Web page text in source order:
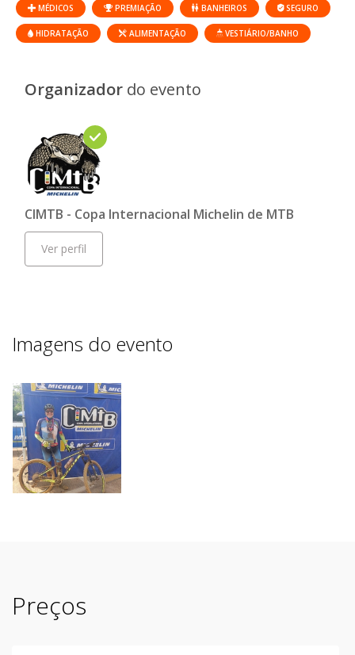
MÉDICOS PREMIAÇÃO BANHEIROS SEGURO
HIDRATAÇÃO ALIMENTAÇÃO VESTIÁRIO/BANHO
Organizador do evento
CIMTB - Copa Internacional Michelin de MTB
Ver perfil
Imagens do evento
Preços